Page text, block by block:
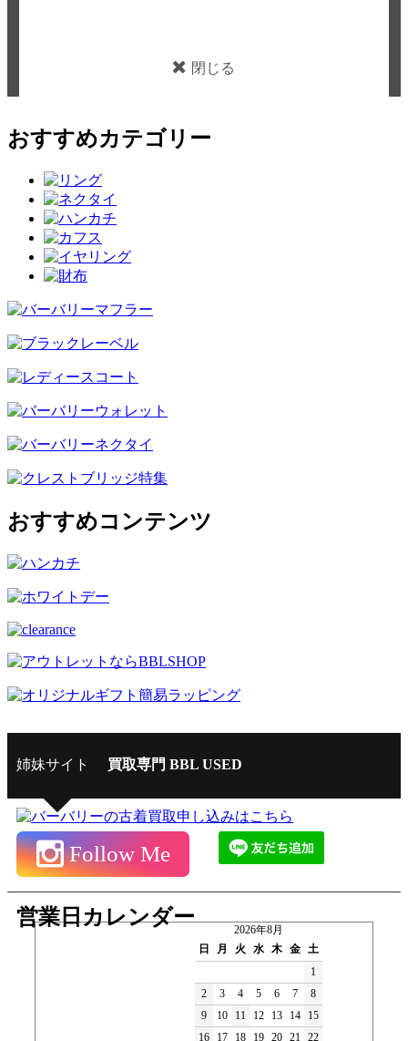
閉じる
おすすめカテゴリー
おすすめコンテンツ
姉妹サイト 買取専門 BBL USED
Follow Me
営業日カレンダー
2026年8月
日
月 火 水 木 金 土
1
2
3 4 5 6 7
8
9
10 11 12 13 14
15
16
17 18 19 20 21 22